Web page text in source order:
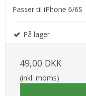
Passer til iPhone 6/6S
På lager
49,00 DKK
(inkl. moms)